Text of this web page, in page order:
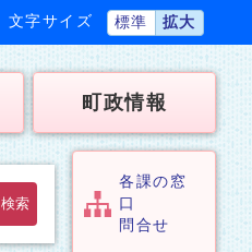
文字サイズ 標準 拡大
町政情報
検索
各課の窓
口
問合せ